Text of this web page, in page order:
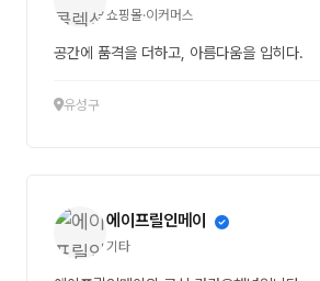
쇼핑몰·이커머스
공간에 품격을 더하고, 아름다움을 입히다.
유성구
에이프릴인메이
기타